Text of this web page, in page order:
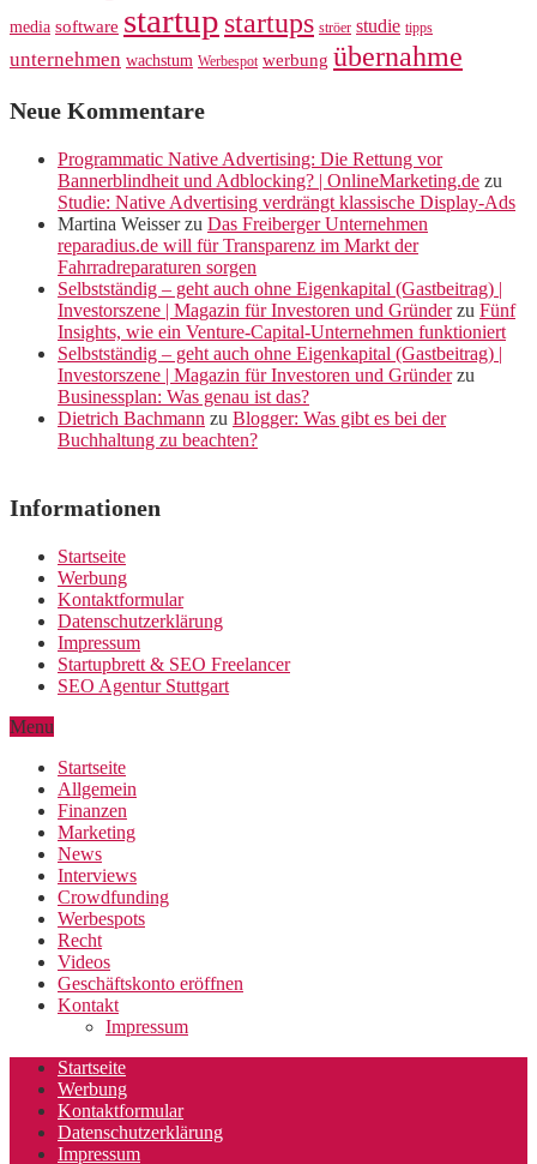
media software startup startups ströer studie tipps
unternehmen wachstum Werbespot werbung übernahme
Neue Kommentare
Programmatic Native Advertising: Die Rettung vor
Bannerblindheit und Adblocking? | OnlineMarketing.de zu
Studie: Native Advertising verdrängt klassische Display-Ads
Martina Weisserzu Das Freiberger Unternehmen
reparadius.de will für Transparenz im Markt der
Fahrradreparaturen sorgen
Selbstständig – geht auch ohne Eigenkapital (Gastbeitrag) |
Investorszene | Magazin für Investoren und Gründerzu Fünf
Insights, wie ein Venture-Capital-Unternehmen funktioniert
Selbstständig – geht auch ohne Eigenkapital (Gastbeitrag) |
Investorszene | Magazin für Investoren und Gründerzu
Businessplan: Was genau ist das?
Dietrich Bachmann zu Blogger: Was gibt es bei der
Buchhaltung zu beachten?
Informationen
Startseite
Werbung
Kontaktformular
Datenschutzerklärung
Impressum
Startupbrett & SEO Freelancer
SEO Agentur Stuttgart
Menu
Startseite
Allgemein
Finanzen
Marketing
News
Interviews
Crowdfunding
Werbespots
Recht
Videos
Geschäftskonto eröffnen
Kontakt
Impressum
Startseite
Werbung
Kontaktformular
Datenschutzerklärung
Impressum